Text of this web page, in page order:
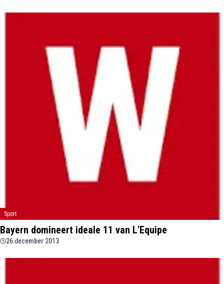
Sport
Bayern domineert ideale 11 van L'Equipe
26 december 2013